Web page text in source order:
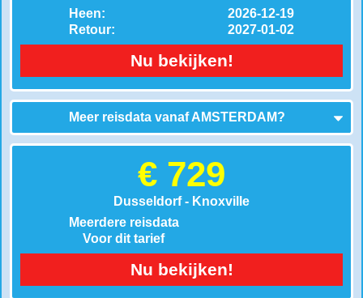
Heen:
Retour:
2026-12-19
2027-01-02
Nu bekijken!
Meer reisdata vanafAMSTERDAM?
€ 729
Dusseldorf - Knoxville
Meerdere reisdata
Voor dit tarief
Nu bekijken!